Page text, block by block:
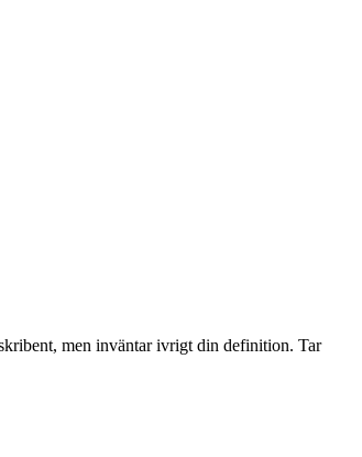
men inväntar ivrigt din definition. Tar